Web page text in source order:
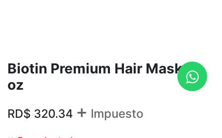
Biotin Premium Hair Mask 8
oz
RD$ 320.34 + Impuesto